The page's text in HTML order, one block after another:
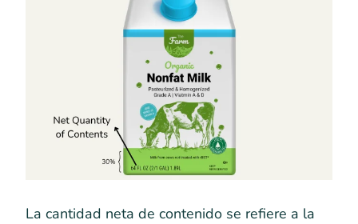
La cantidad neta de contenido se refiere a la